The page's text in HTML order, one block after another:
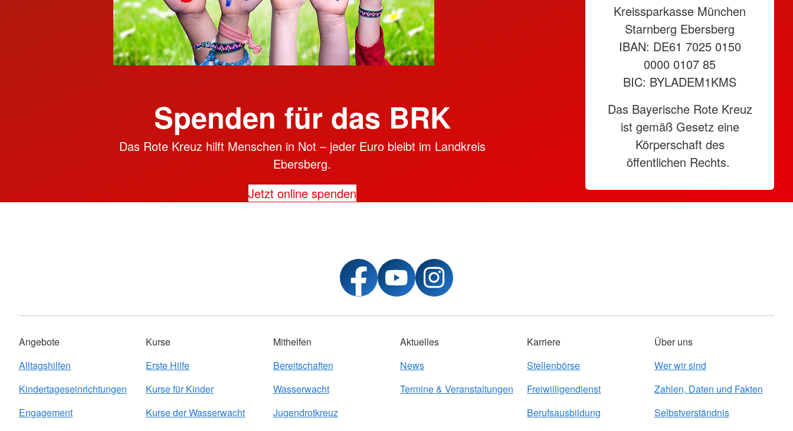
Spenden für das BRK
Das Rote Kreuz hilft Menschen in Not – jeder Euro bleibt im Landkreis
Ebersberg.
Jetzt online spenden
Kreissparkasse München
Starnberg Ebersberg
IBAN: DE61 7025 0150
0000 0107 85
BIC: BYLADEM1KMS
Das Bayerische Rote Kreuz
ist gemäß Gesetz eine
Körperschaft des
öffentlichen Rechts.
Angebote
Alltagshilfen
Kindertageseinrichtungen
Engagement
Kurse
Erste Hilfe
Kurse für Kinder
Kurse der Wasserwacht
Mithelfen
Bereitschaften
Wasserwacht
Jugendrotkreuz
Aktuelles
News
Termine & Veranstaltungen
Karriere
Stellenbörse
Freiwilligendienst
Berufsausbildung
Über uns
Wer wir sind
Zahlen, Daten und Fakten
Selbstverständnis